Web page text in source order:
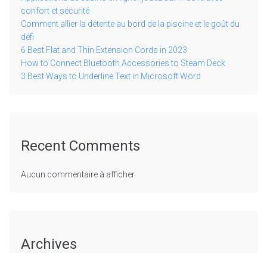
confort et sécurité
Comment allier la détente au bord de la piscine et le goût du
défi
6 Best Flat and Thin Extension Cords in 2023
How to Connect Bluetooth Accessories to Steam Deck
3 Best Ways to Underline Text in Microsoft Word
Recent Comments
Aucun commentaire à afficher.
Archives